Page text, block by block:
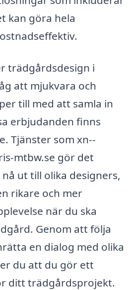
kan göra hela
trädgårdsdesign i
att mjukvara och
till med att samla in
erbjudanden finns
Tjänster som xn--
mtbw.se gör det
ut till olika designers,
rikare och mer
när du ska
Genom att följa
en dialog med olika
du att du gör ett
ditt trädgårdsprojekt.